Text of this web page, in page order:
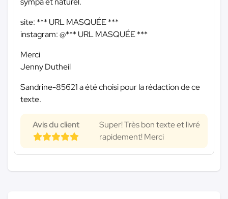
site: *** URL MASQUÉE ***
instagram: @*** URL MASQUÉE ***
Merci
Jenny Dutheil
Sandrine-85621 a été choisi pour la rédaction de ce
texte.
Avis du client
Super! Très bon texte et livré
rapidement! Merci